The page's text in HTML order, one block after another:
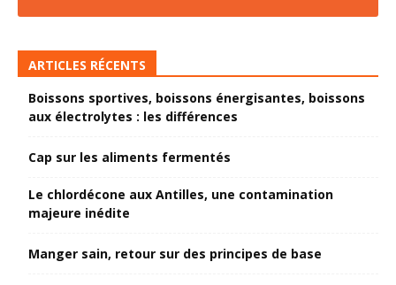
ARTICLES RÉCENTS
Boissons sportives, boissons énergisantes, boissons
aux électrolytes : les différences
Cap sur les aliments fermentés
Le chlordécone aux Antilles, une contamination
majeure inédite
Manger sain, retour sur des principes de base